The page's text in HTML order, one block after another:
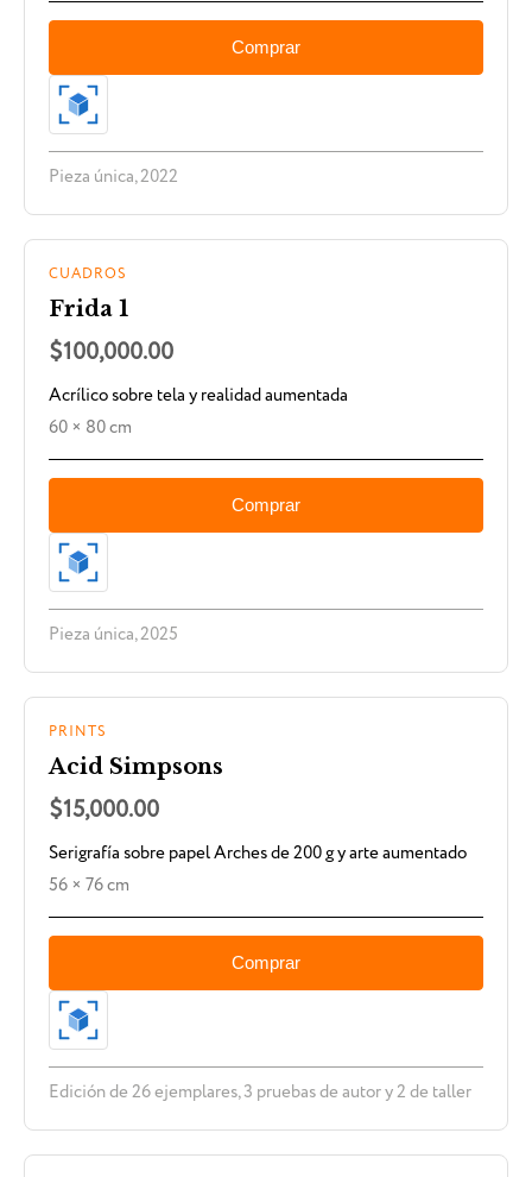
Comprar
Pieza única, 2022
CUADROS
Frida 1
$100,000.00
Acrílico sobre tela y realidad aumentada
60 × 80 cm
Comprar
Pieza única, 2025
PRINTS
Acid Simpsons
$15,000.00
Serigrafía sobre papel Arches de 200 g y arte aumentado
56 × 76 cm
Comprar
Edición de 26 ejemplares, 3 pruebas de autor y 2 de taller